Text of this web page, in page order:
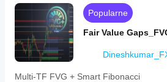
and
visible
bands.
This
indicator
is
designed
for
Popularne
Fair Value
Multi-TF FVG + Smart Fibonacci